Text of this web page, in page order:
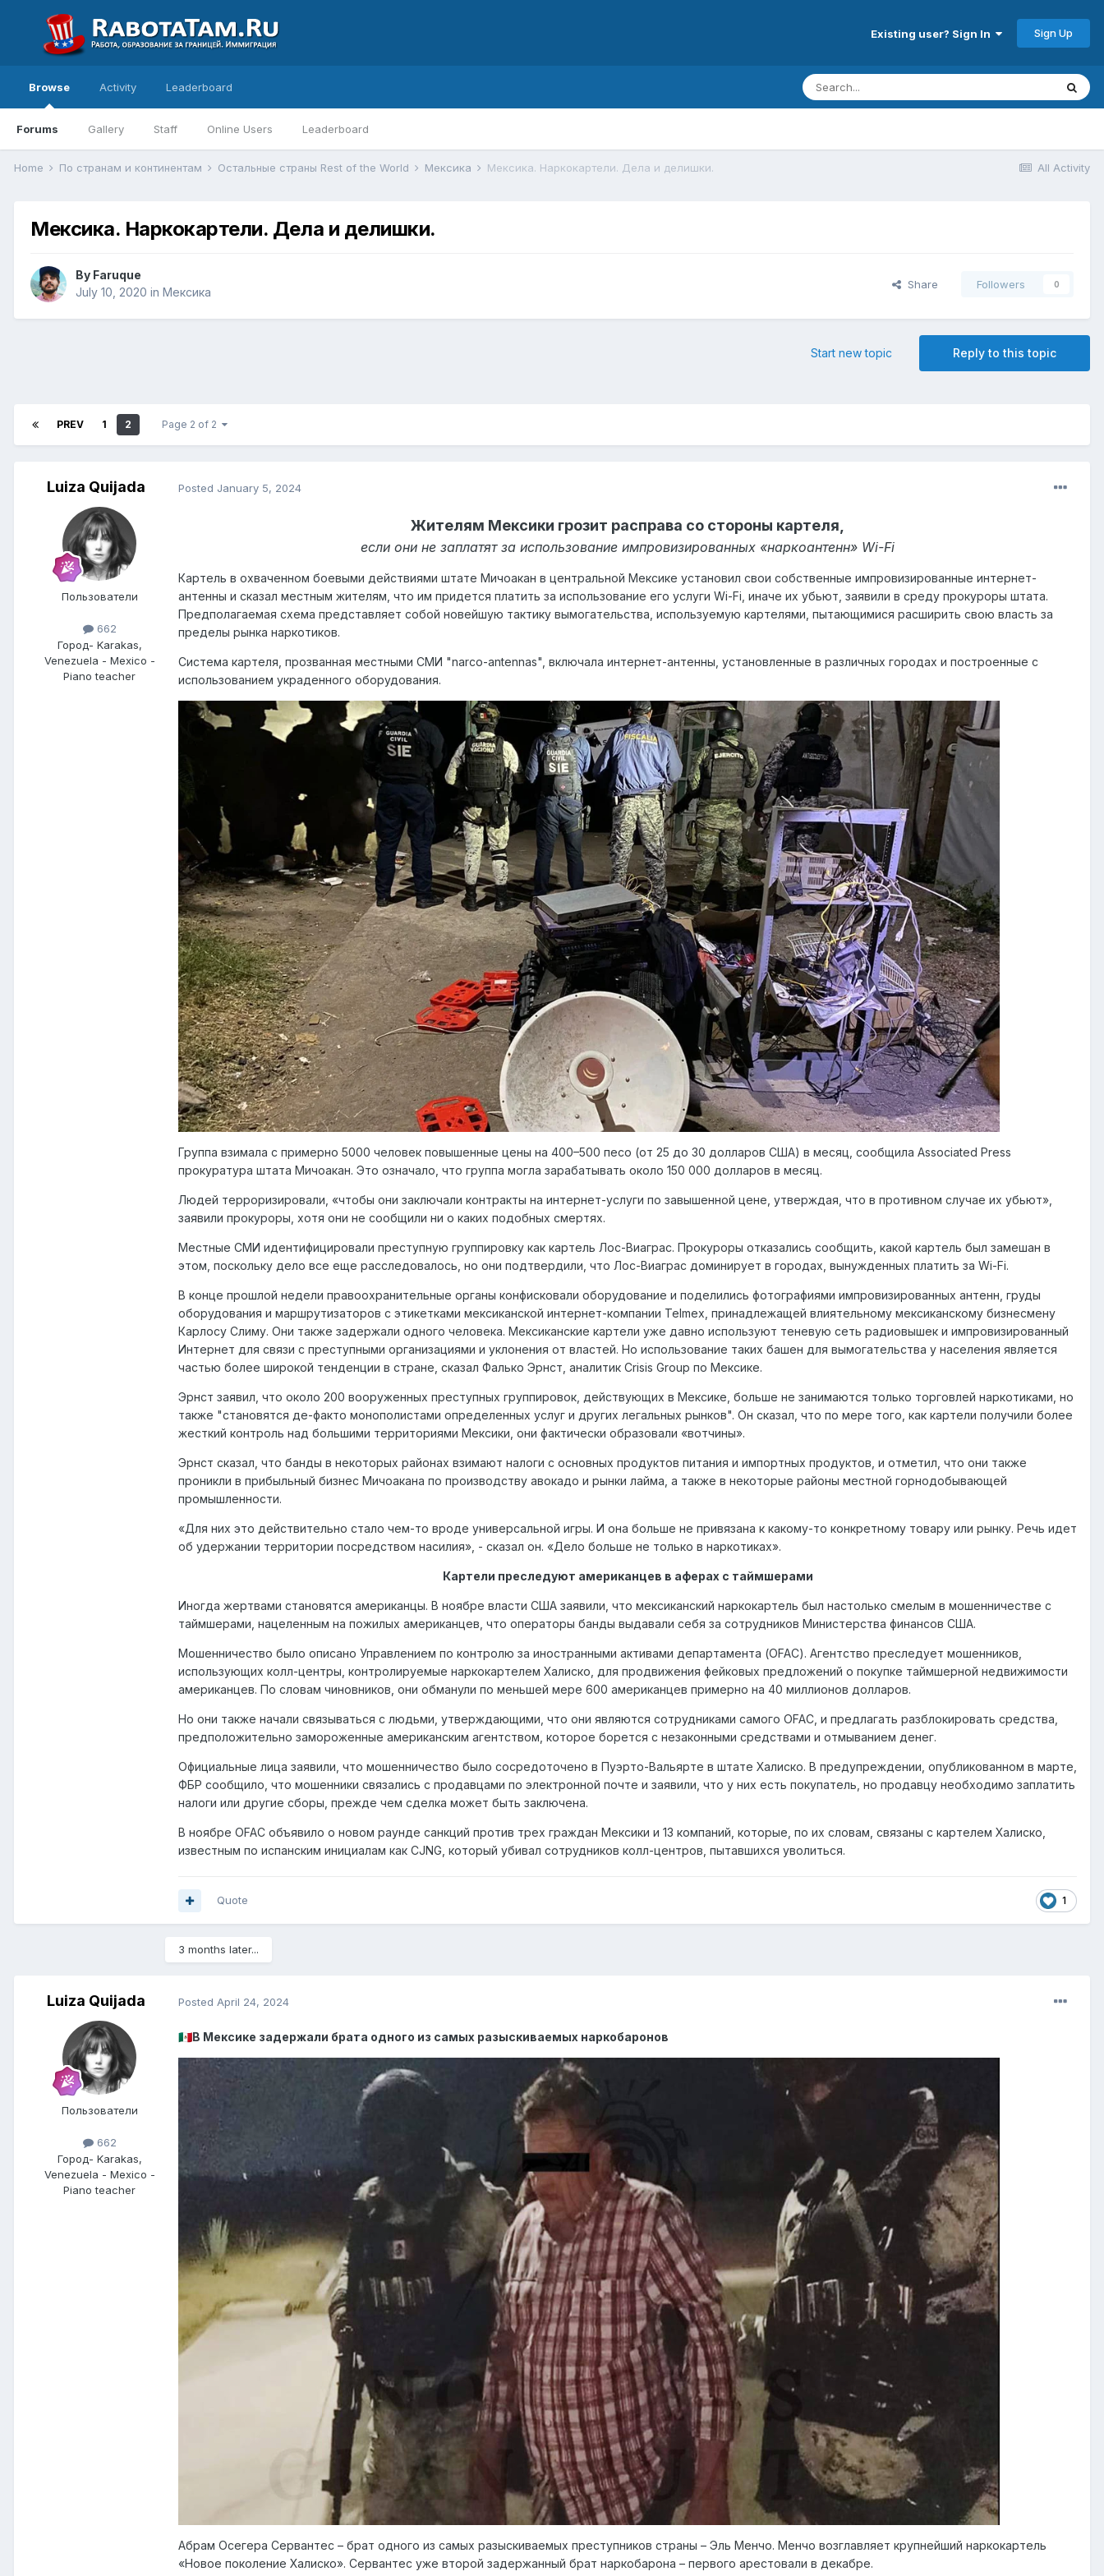
Existing user? Sign In Sign Up
Browse
Forums Gallery Staff Online Users Leaderboard
Activity Leaderboard
All Activity
Home По странам и континентам Остальные страны Rest of the World Мексика Мексика. Наркокартели. Дела и делишки.
Мексика. Наркокартели. Дела и делишки.
By Faruque
July 10, 2020 in Мексика
Share Followers 0
Reply to this topic
Start new topic
PREV 1 2 Page 2 of 2
Luiza Quijada
Пользователи
662
Город- Karakas,
Venezuela - Mexico -
Piano teacher
Posted January 5, 2024
Жителям Мексики грозит расправа со стороны картеля,
если они не заплатят за использование импровизированных «наркоантенн» Wi-Fi
Картель в охваченном боевыми действиями штате Мичоакан в центральной Мексике установил свои собственные импровизированные интернет-
антенны и сказал местным жителям, что им придется платить за использование его услуги Wi-Fi, иначе их убьют, заявили в среду прокуроры штата.
Предполагаемая схема представляет собой новейшую тактику вымогательства, используемую картелями, пытающимися расширить свою власть за
пределы рынка наркотиков.
Система картеля, прозванная местными СМИ "narco-antennas", включала интернет-антенны, установленные в различных городах и построенные с
использованием украденного оборудования.
Группа взимала с примерно 5000 человек повышенные цены на 400–500 песо (от 25 до 30 долларов США) в месяц, сообщила Associated Press
прокуратура штата Мичоакан. Это означало, что группа могла зарабатывать около 150 000 долларов в месяц.
Людей терроризировали, «чтобы они заключали контракты на интернет-услуги по завышенной цене, утверждая, что в противном случае их убьют»,
заявили прокуроры, хотя они не сообщили ни о каких подобных смертях.
Местные СМИ идентифицировали преступную группировку как картель Лос-Виаграс. Прокуроры отказались сообщить, какой картель был замешан в
этом, поскольку дело все еще расследовалось, но они подтвердили, что Лос-Виаграс доминирует в городах, вынужденных платить за Wi-Fi.
В конце прошлой недели правоохранительные органы конфисковали оборудование и поделились фотографиями импровизированных антенн, груды
оборудования и маршрутизаторов с этикетками мексиканской интернет-компании Telmex, принадлежащей влиятельному мексиканскому бизнесмену
Карлосу Слиму. Они также задержали одного человека. Мексиканские картели уже давно используют теневую сеть радиовышек и импровизированный
Интернет для связи с преступными организациями и уклонения от властей. Но использование таких башен для вымогательства у населения является
частью более широкой тенденции в стране, сказал Фалько Эрнст, аналитик Crisis Group по Мексике.
Эрнст заявил, что около 200 вооруженных преступных группировок, действующих в Мексике, больше не занимаются только торговлей наркотиками, но
также "становятся де-факто монополистами определенных услуг и других легальных рынков". Он сказал, что по мере того, как картели получили более
жесткий контроль над большими территориями Мексики, они фактически образовали «вотчины».
Эрнст сказал, что банды в некоторых районах взимают налоги с основных продуктов питания и импортных продуктов, и отметил, что они также
проникли в прибыльный бизнес Мичоакана по производству авокадо и рынки лайма, а также в некоторые районы местной горнодобывающей
промышленности.
«Для них это действительно стало чем-то вроде универсальной игры. И она больше не привязана к какому-то конкретному товару или рынку. Речь идет
об удержании территории посредством насилия», - сказал он. «Дело больше не только в наркотиках».
Картели преследуют американцев в аферах с таймшерами
Иногда жертвами становятся американцы. В ноябре власти США заявили, что мексиканский наркокартель был настолько смелым в мошенничестве с
таймшерами, нацеленным на пожилых американцев, что операторы банды выдавали себя за сотрудников Министерства финансов США.
Мошенничество было описано Управлением по контролю за иностранными активами департамента (OFAC). Агентство преследует мошенников,
использующих колл-центры, контролируемые наркокартелем Халиско, для продвижения фейковых предложений о покупке таймшерной недвижимости
американцев. По словам чиновников, они обманули по меньшей мере 600 американцев примерно на 40 миллионов долларов.
Но они также начали связываться с людьми, утверждающими, что они являются сотрудниками самого OFAC, и предлагать разблокировать средства,
предположительно замороженные американским агентством, которое борется с незаконными средствами и отмыванием денег.
Официальные лица заявили, что мошенничество было сосредоточено в Пуэрто-Вальярте в штате Халиско. В предупреждении, опубликованном в марте,
ФБР сообщило, что мошенники связались с продавцами по электронной почте и заявили, что у них есть покупатель, но продавцу необходимо заплатить
налоги или другие сборы, прежде чем сделка может быть заключена.
В ноябре OFAC объявило о новом раунде санкций против трех граждан Мексики и 13 компаний, которые, по их словам, связаны с картелем Халиско,
известным по испанским инициалам как CJNG, который убивал сотрудников колл-центров, пытавшихся уволиться.
1
Quote
3 months later...
Luiza Quijada
Пользователи
662
Город- Karakas,
Venezuela - Mexico -
Piano teacher
Posted April 24, 2024
🇲🇽В Мексике задержали брата одного из самых разыскиваемых наркобаронов
Абрам Осегера Сервантес – брат одного из самых разыскиваемых преступников страны – Эль Менчо. Менчо возглавляет крупнейший наркокартель
«Новое поколение Халиско». Сервантес уже второй задержанный брат наркобарона – первого арестовали в декабре.